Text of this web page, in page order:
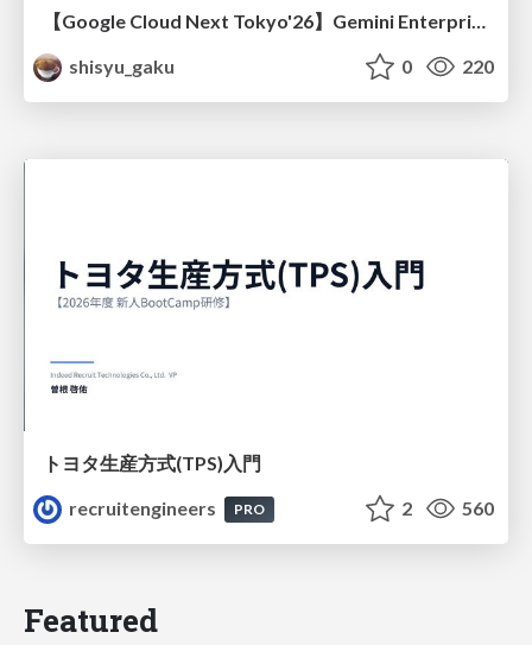
shisyu_gaku
0 220
トヨタ⽣産⽅式(TPS)⼊⾨
recruitengineers
PRO 2 560
Featured